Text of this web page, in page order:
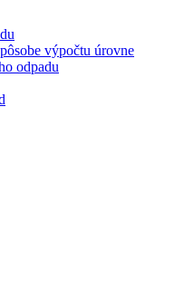
výpočtu úrovne
odpadu